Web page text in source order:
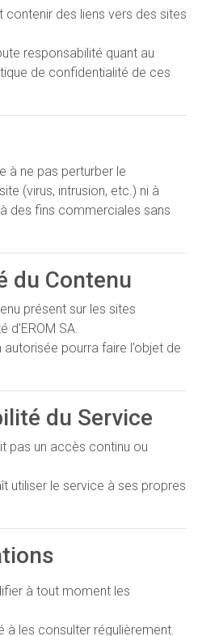
contenir des liens vers des sites
responsabilité quant au
de confidentialité de ces
à ne pas perturber le
(virus, intrusion, etc.) ni à
des fins commerciales sans
du Contenu
présent sur les sites
d’EROM SA.
pourra faire l’objet de
du Service
pas un accès continu ou
utiliser le service à ses propres
à tout moment les
à les consulter régulièrement.